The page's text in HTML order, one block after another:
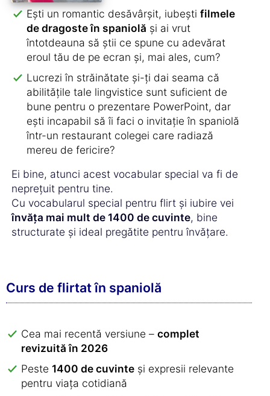
Ești un romantic desăvârșit, iubești filmele
de dragoste în spaniolă și ai vrut
întotdeauna să știi ce spune cu adevărat
eroul tău de pe ecran și, mai ales, cum?
Lucrezi în străinătate și-ți dai seama că
abilitățile tale lingvistice sunt suficient de
bune pentru o prezentare PowerPoint, dar
ești incapabil să îi faci o invitație în spaniolă
într-un restaurant colegei care radiază
mereu de fericire?
Ei bine, atunci acest vocabular special va fi de
neprețuit pentru tine.
Cu vocabularul special pentru flirt și iubire vei
învăța mai mult de 1400 de cuvinte, bine
structurate și ideal pregătite pentru învățare.
Curs de flirtat în spaniolă
Cea mai recentă versiune – complet
revizuită în 2026
Peste 1400 de cuvinte și expresii relevante
pentru viața cotidiană